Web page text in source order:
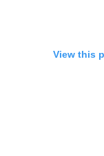
View this